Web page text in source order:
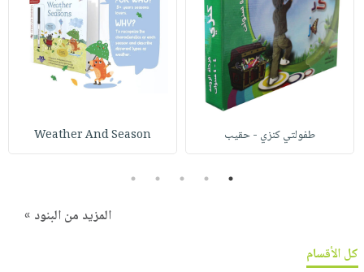
طفولتي كنزي - حقيب Weather And Season
1
2
3
4
5
المزيد من البنود »
كل الأقسام